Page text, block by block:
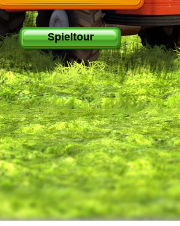
Spieltour